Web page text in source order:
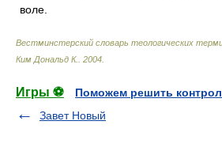
воле.
Вестминстерский словарь теологических
Ким Дональд К.
2004
Игры ⚽
Поможем решить
Завет Новый